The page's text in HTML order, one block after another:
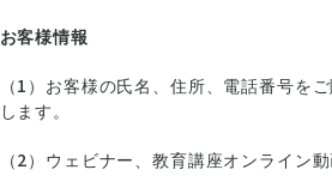
お客様情報
（1）お客様の氏名、住所、電話番号を
します。
（2）ウェビナー、教育講座オンライン